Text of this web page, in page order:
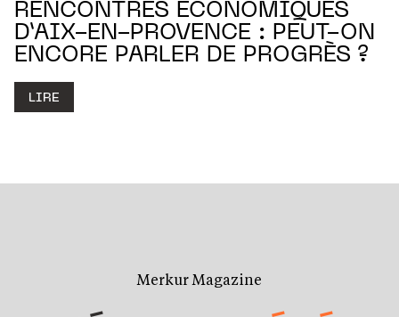
RENCONTRES ÉCONOMIQUES
D’AIX-EN-PROVENCE : PEUT-ON
ENCORE PARLER DE PROGRÈS ?
LIRE
Merkur Magazine